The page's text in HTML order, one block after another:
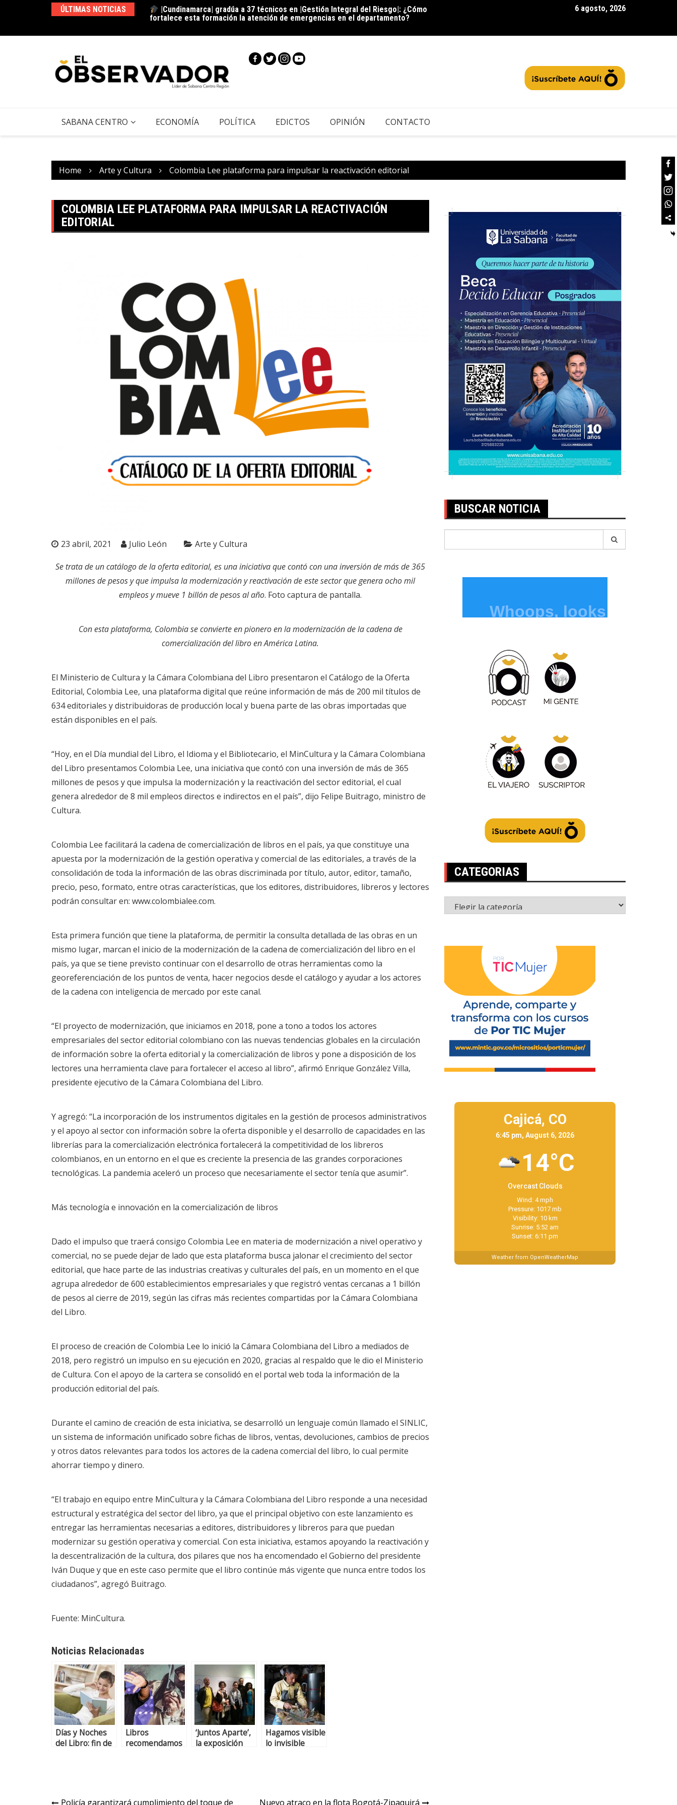
ÚLTIMAS NOTICIAS
|Cundinamarca| gradúa a 37 técnicos en |Gestión Integral del Riesgo|: ¿Cómo
fortalece esta formación la atención de emergencias en el departamento?
La estación del ‘pan’
Cierra la segunda convocatoria de |Agua Vida Rural| con 97
6 agosto, 2026
SABANA CENTRO ECONOMÍA POLÍTICA EDICTOS OPINIÓN CONTACTO
Home Arte y Cultura Colombia Lee plataforma para impulsar la reactivación editorial
COLOMBIA LEE PLATAFORMA PARA IMPULSAR LA REACTIVACIÓN
EDITORIAL
23 abril, 2021 Julio León Arte y Cultura
Se trata de un catálogo de la oferta editorial, es una iniciativa que contó con una inversión de más de 365
millones de pesos y que impulsa la modernización y reactivación de este sector que genera ocho mil
empleos y mueve 1 billón de pesos al año. Foto captura de pantalla.
Con esta plataforma, Colombia se convierte en pionero en la modernización de la cadena de
comercialización del libro en América Latina.
El Ministerio de Cultura y la Cámara Colombiana del Libro presentaron el Catálogo de la Oferta
Editorial, Colombia Lee, una plataforma digital que reúne información de más de 200 mil títulos de
634 editoriales y distribuidoras de producción local y buena parte de las obras importadas que
están disponibles en el país.
“Hoy, en el Día mundial del Libro, el Idioma y el Bibliotecario, el MinCultura y la Cámara Colombiana
del Libro presentamos Colombia Lee, una iniciativa que contó con una inversión de más de 365
millones de pesos y que impulsa la modernización y la reactivación del sector editorial, el cual
genera alrededor de 8 mil empleos directos e indirectos en el país”, dijo Felipe Buitrago, ministro de
Cultura.
Colombia Lee facilitará la cadena de comercialización de libros en el país, ya que constituye una
apuesta por la modernización de la gestión operativa y comercial de las editoriales, a través de la
consolidación de toda la información de las obras discriminada por título, autor, editor, tamaño,
precio, peso, formato, entre otras características, que los editores, distribuidores, libreros y lectores
podrán consultar en: www.colombialee.com.
Esta primera función que tiene la plataforma, de permitir la consulta detallada de las obras en un
mismo lugar, marcan el inicio de la modernización de la cadena de comercialización del libro en el
país, ya que se tiene previsto continuar con el desarrollo de otras herramientas como la
georeferenciación de los puntos de venta, hacer negocios desde el catálogo y ayudar a los actores
de la cadena con inteligencia de mercado por este canal.
“El proyecto de modernización, que iniciamos en 2018, pone a tono a todos los actores
empresariales del sector editorial colombiano con las nuevas tendencias globales en la circulación
de información sobre la oferta editorial y la comercialización de libros y pone a disposición de los
lectores una herramienta clave para fortalecer el acceso al libro”, afirmó Enrique González Villa,
presidente ejecutivo de la Cámara Colombiana del Libro.
Y agregó: “La incorporación de los instrumentos digitales en la gestión de procesos administrativos
y el apoyo al sector con información sobre la oferta disponible y el desarrollo de capacidades en las
librerías para la comercialización electrónica fortalecerá la competitividad de los libreros
colombianos, en un entorno en el que es creciente la presencia de las grandes corporaciones
tecnológicas. La pandemia aceleró un proceso que necesariamente el sector tenía que asumir”.
Más tecnología e innovación en la comercialización de libros
Dado el impulso que traerá consigo Colombia Lee en materia de modernización a nivel operativo y
comercial, no se puede dejar de lado que esta plataforma busca jalonar el crecimiento del sector
editorial, que hace parte de las industrias creativas y culturales del país, en un momento en el que
agrupa alrededor de 600 establecimientos empresariales y que registró ventas cercanas a 1 billón
de pesos al cierre de 2019, según las cifras más recientes compartidas por la Cámara Colombiana
del Libro.
El proceso de creación de Colombia Lee lo inició la Cámara Colombiana del Libro a mediados de
2018, pero registró un impulso en su ejecución en 2020, gracias al respaldo que le dio el Ministerio
de Cultura. Con el apoyo de la cartera se consolidó en el portal web toda la información de la
producción editorial del país.
Durante el camino de creación de esta iniciativa, se desarrolló un lenguaje común llamado el SINLIC,
un sistema de información unificado sobre fichas de libros, ventas, devoluciones, cambios de precios
y otros datos relevantes para todos los actores de la cadena comercial del libro, lo cual permite
ahorrar tiempo y dinero.
“El trabajo en equipo entre MinCultura y la Cámara Colombiana del Libro responde a una necesidad
estructural y estratégica del sector del libro, ya que el principal objetivo con este lanzamiento es
entregar las herramientas necesarias a editores, distribuidores y libreros para que puedan
modernizar su gestión operativa y comercial. Con esta iniciativa, estamos apoyando la reactivación y
la descentralización de la cultura, dos pilares que nos ha encomendado el Gobierno del presidente
Iván Duque y que en este caso permite que el libro continúe más vigente que nunca entre todos los
ciudadanos”, agregó Buitrago.
Fuente: MinCultura.
Noticias Relacionadas
Días y Noches
del Libro: fin de
Libros
recomendamos
‘Juntos Aparte’,
la exposición
Hagamos visible
lo invisible
Policía garantizará cumplimiento del toque de Nuevo atraco en la flota Bogotá-Zipaquirá
BUSCAR NOTICIA
CATEGORIAS
Cajicá, CO
6:45 pm, August 6, 2026
14°C
Overcast Clouds
Wind: 4 mph
Pressure: 1017 mb
Visibility: 10 km
Sunrise: 5:52 am
Sunset: 6:11 pm
Weather from OpenWeatherMap